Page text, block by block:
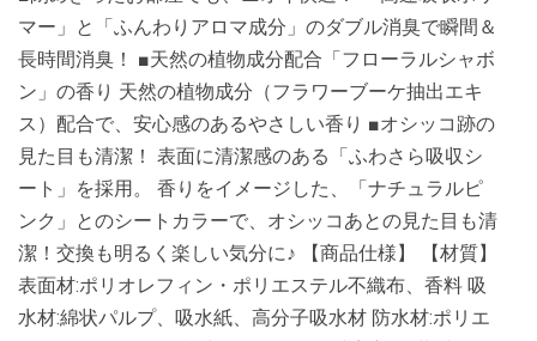
マー」と「ふんわりアロマ成分」のダブル消臭で瞬間＆
長時間消臭！ ■天然の植物成分配合「フローラルシャボ
ン」の香り 天然の植物成分（フラワーブーケ抽出エキ
ス）配合で、安心感のあるやさしい香り ■オシッコ跡の
見た目も清潔！ 表面に清潔感のある「ふわさら吸収シ
ート」を採用。 香りをイメージした、「ナチュラルピ
ンク」とのシートカラーで、オシッコあとの見た目も清
潔！交換も明るく楽しい気分に♪ 【商品仕様】 【材質】
表面材:ポリオレフィン・ポリエステル不織布、香料 吸
水材:綿状パルプ、吸水紙、高分子吸水材 防水材:ポリエ